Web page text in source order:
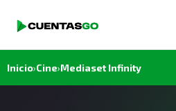
Inicio›Cine›Mediaset Infinity